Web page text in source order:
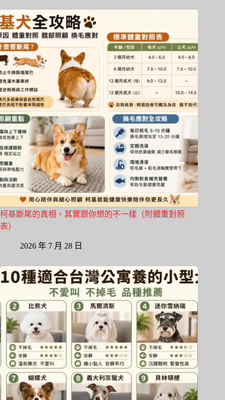
柯基斷尾的真相，其實跟你想的不一樣（附體重對照
表）
2026 年 7 月 28 日